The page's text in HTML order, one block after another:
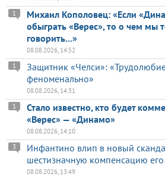
Михаил Кополовец: «Если
обыграть «Верес», то о чем мы
говорить...»
1
08.08.2026, 14:52
Защитник «Челси»:
феноменально»
1
08.08.2026, 14:31
Стало известно, кто будет
«Верес» — «Динамо»
1
08.08.2026, 14:10
Инфантино влип в новый
шестизначную компенсацию
3
08.08.2026, 13:49